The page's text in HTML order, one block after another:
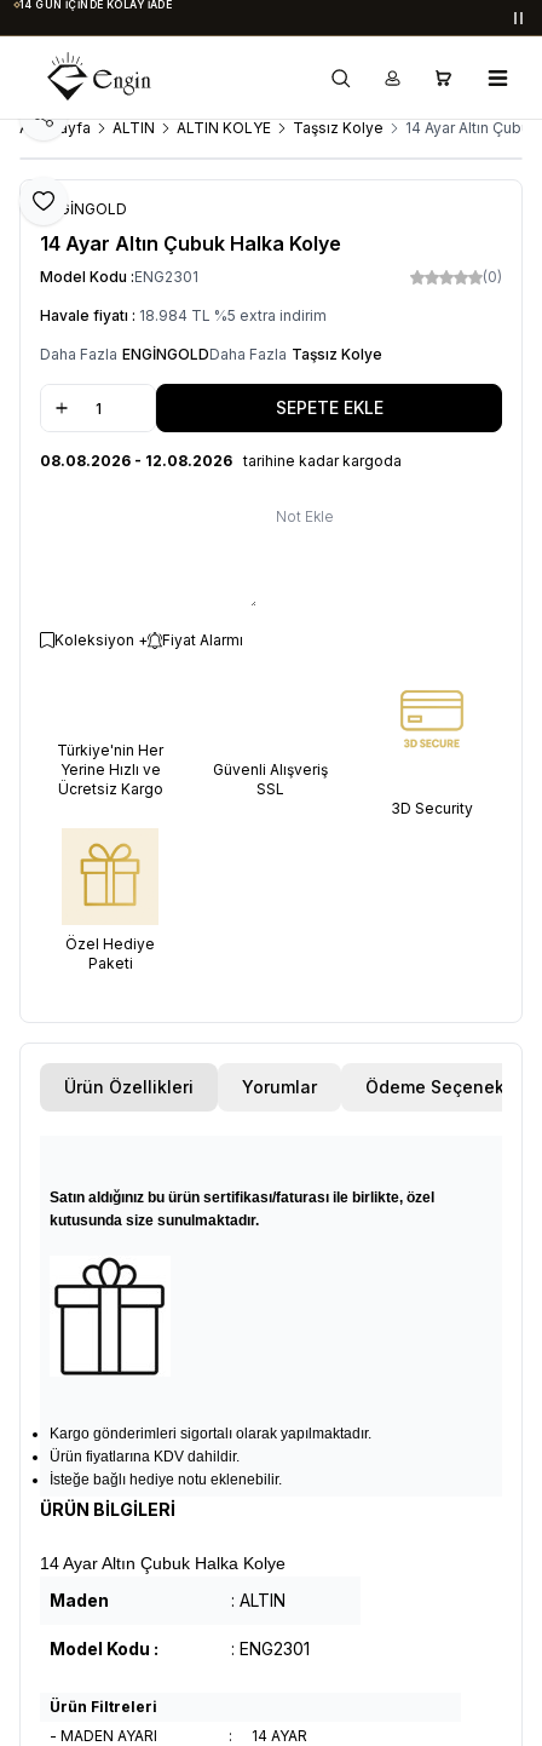
14 GÜN İÇINDE KOLAY İADE
Ana Sayfa ALTIN ALTIN KOLYE Taşsız Kolye 14 Ayar Altın
Favoriye Ekle
Paylaş
ENGİNGOLD
14 Ayar Altın Çubuk Halka Kolye
Model Kodu :ENG2301 (0)
Havale fiyatı : 18.984 TL %5 extra indirim
Daha Fazla ENGİNGOLDDaha Fazla Taşsız Kolye
SEPETE EKLE
08.08.2026 - 12.08.2026 tarihine kadar kargoda
Not Ekle
Koleksiyon + Fiyat Alarmı
Türkiye'nin Her
Yerine Hızlı ve
Ücretsiz Kargo
Güvenli Alışveriş
SSL
3D Security
Özel Hediye
Paketi
Ürün Özellikleri Yorumlar Ödeme Seçenekleri
Satın aldığınız bu ürün sertifikası/faturası ile birlikte, özel
kutusunda size sunulmaktadır.
Kargo gönderimleri sigortalı olarak yapılmaktadır.
Ürün fiyatlarına KDV dahildir.
İsteğe bağlı hediye notu eklenebilir.
ÜRÜN BİLGİLERİ
14 Ayar Altın Çubuk Halka Kolye
Maden : ALTIN
Model Kodu : : ENG2301
Ürün Filtreleri
- MADEN AYARI
:
14 AYAR